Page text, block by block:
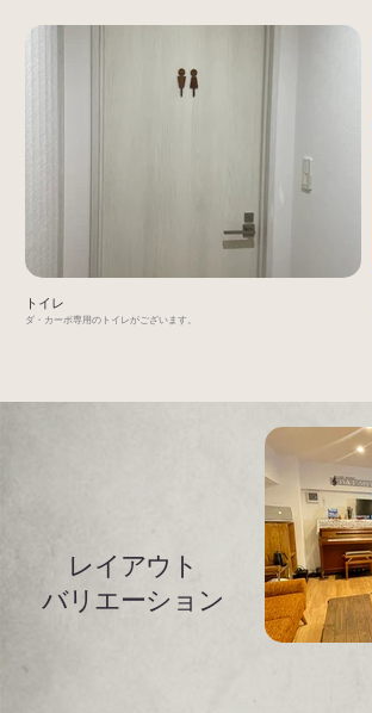
トイレ
ダ・カーポ専用のトイレがございます。
レイアウト
バリエーション